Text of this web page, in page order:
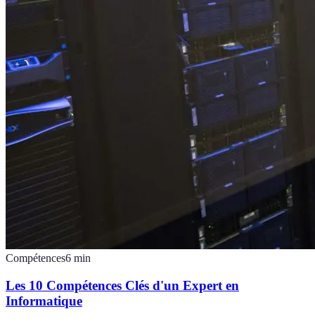
Compétences6 min
Les 10 Compétences Clés d'un Expert en
Informatique